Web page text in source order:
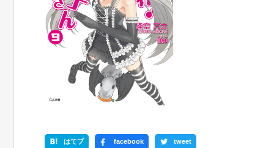
はてブ facebook tweet